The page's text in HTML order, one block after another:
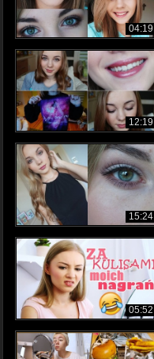
04:19
12:19
15:24
05:52